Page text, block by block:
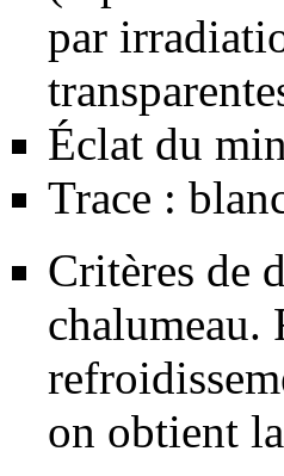
par
Éclat du
Trace :
Critères de
chalumeau.
on obtient